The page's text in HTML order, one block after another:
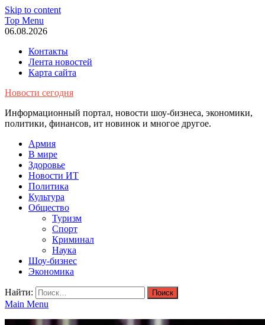
Skip to content
Top Menu
06.08.2026
Контакты
Лента новостей
Карта сайта
Новости сегодня
Информационный портал, новости шоу-бизнеса, экономики,
политики, финансов, ит новинок и многое другое.
Армия
В мире
Здоровье
Новости ИТ
Политика
Культура
Общество
Туризм
Спорт
Криминал
Наука
Шоу-бизнес
Экономика
Найти:
Main Menu